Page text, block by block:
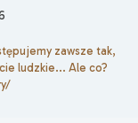
zawsze tak,
ludzkie... Ale co?